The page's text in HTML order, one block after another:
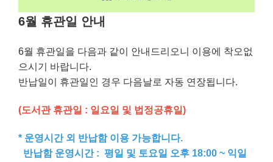
6월 휴관일 안내
6월 휴관일을 다음과 같이 안내드리오니 이용에 착오없
으시기 바랍니다.
반납일이 휴관일인 경우 다음날로 자동 연장됩니다.
(도서관 휴관일 : 일요일 및 법정공휴일)
* 운영시간 외 반납함 이용 가능합니다.
반납함 운영시간 : 평일 및 토요일 오후 18:00 ~ 익일